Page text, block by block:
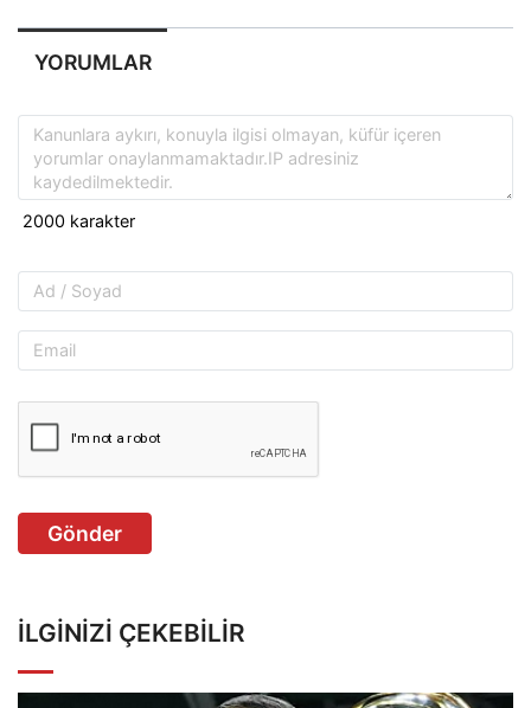
YORUMLAR
Gönder
İLGINIZI ÇEKEBILIR